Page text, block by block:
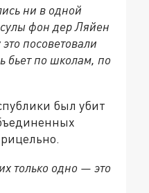
ни в одной
фон дер Ляйен
посоветовали
бьет по школам, по
был убит
только одно — это